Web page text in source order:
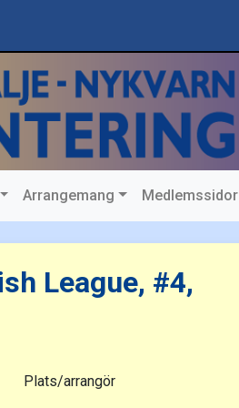
Arrangemang Medlemssidor
WRE)
League, #4,
Plats/arrangör